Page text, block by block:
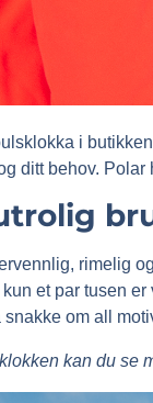
i
ditt behov.
rimelig
et par tusen
om all
kan du se